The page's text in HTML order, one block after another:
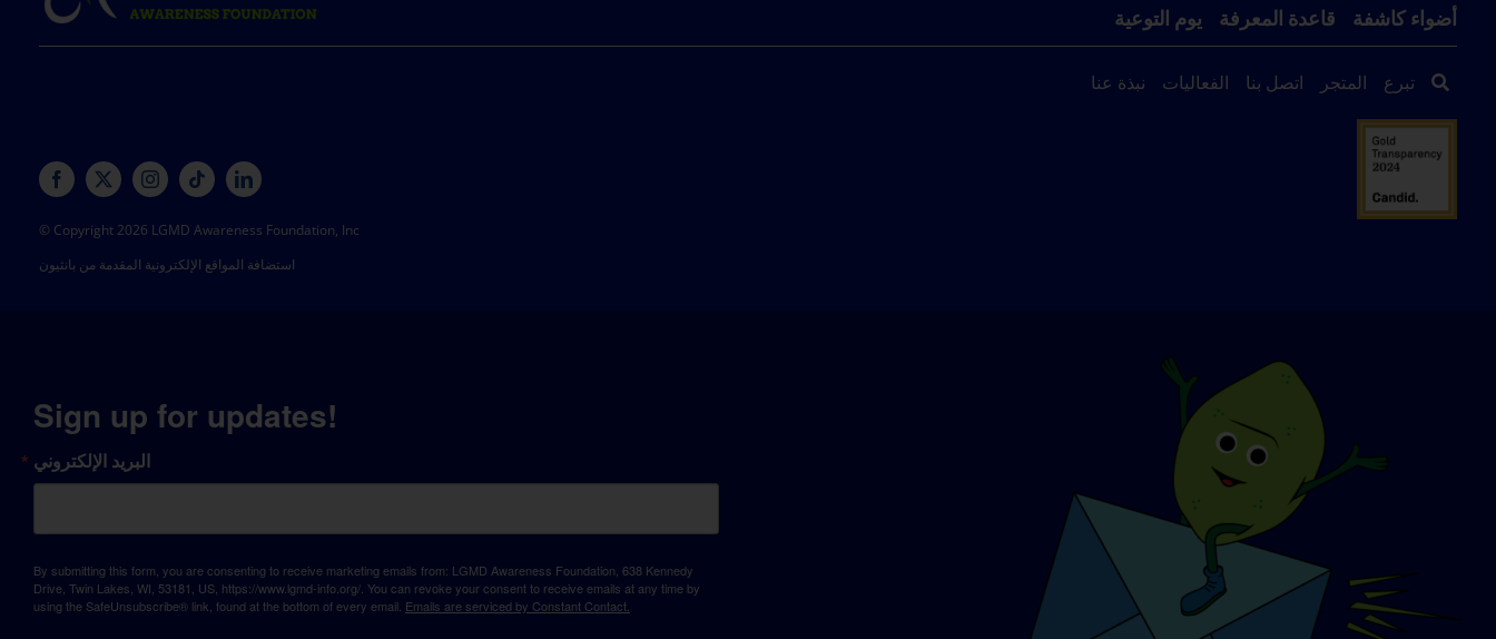
يوم التوعية قاعدة المعرفة أضواء كاشفة
نبذة عنا الفعاليات اتصل بنا المتجر تبرع
© Copyright 2026 LGMD Awareness Foundation, Inc
استضافة المواقع الإلكترونية المقدمة من بانثيون
Sign up for updates!
البريد الإلكتروني
By submitting this form, you are consenting to receive marketing emails from: LGMD Awareness Foundation, 638 Kennedy
Drive, Twin Lakes, WI, 53181, US, https://www.lgmd-info.org/. You can revoke your consent to receive emails at any time by
using the SafeUnsubscribe® link, found at the bottom of every email. Emails are serviced by Constant Contact.